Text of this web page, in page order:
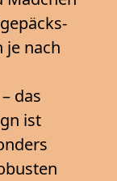
je nach
das
ist